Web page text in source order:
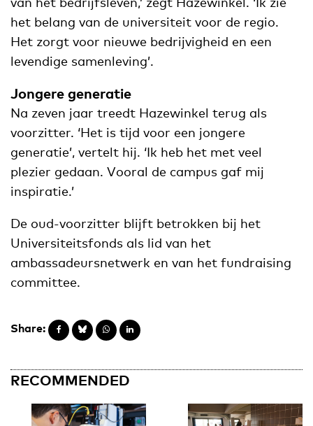
het belang van de universiteit voor de regio.
Het zorgt voor nieuwe bedrijvigheid en een
levendige samenleving’.
Jongere generatie
Na zeven jaar treedt Hazewinkel terug als
voorzitter. ‘Het is tijd voor een jongere
generatie’, vertelt hij. ‘Ik heb het met veel
plezier gedaan. Vooral de campus gaf mij
inspiratie.’
De oud-voorzitter blijft betrokken bij het
Universiteitsfonds als lid van het
ambassadeursnetwerk en van het fundraising
committee.
Share:
RECOMMENDED